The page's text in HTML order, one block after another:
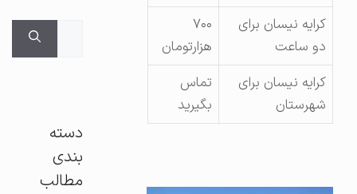
کرایه نیسان برای
دو ساعت
هزارتومان
کرایه نیسان برای
شهرستان
تماس
بگیرید
دسته
بندی
مطالب